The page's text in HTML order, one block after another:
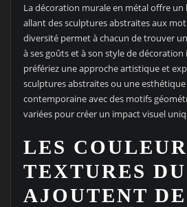
La décoration murale en métal offre un
allant des sculptures abstraites aux
diversité permet à chacun de trouver
à ses goûts et à son style de
préfériez une approche artistique et
sculptures abstraites ou une
contemporaine avec des motifs
variées pour créer un impact visuel
LES
TEXTURES
AJOUTENT